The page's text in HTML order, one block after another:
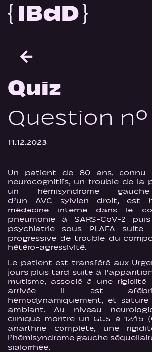
←
Quiz
Question n°
11.12.2023
Un patient de 80 ans, connu
neurocognitifs, un trouble de la
un hémisyndrome
d’un AVC sylvien droit, est
médecine interne dans le
pneumonie à SARS-CoV‑2
psychiatrie sous PLAFA suite
progressive de trouble du
hétéro-agressivité.
Le patient est transféré aux
jours plus tard suite à
mutisme, associé à une rigidité
arrivée il est
hémodynamiquement, et
ambiant. Au niveau
clinique montre un GCS à 12⁄15
anarthrie complète, une
l’hémisyndrome gauche
sialorrhée.